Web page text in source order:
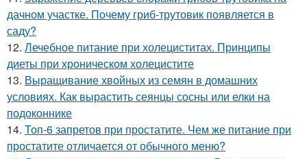
дачном участке. Почему гриб-трутовик появляется в
саду?
12. Лечебное питание при холециститах. Принципы
диеты при хроническом холецистите
13. Выращивание хвойных из семян в домашних
условиях. Как вырастить сеянцы сосны или елки на
подоконнике
14. Топ-6 запретов при простатите. Чем же питание при
простатите отличается от обычного меню?